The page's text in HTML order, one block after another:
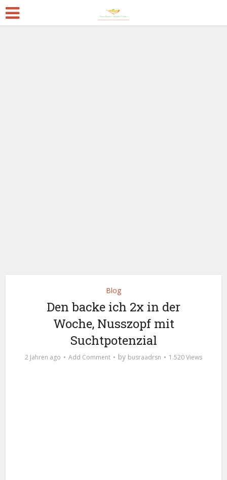
Blog
Den backe ich 2x in der
Woche, Nusszopf mit
Suchtpotenzial
2 Jahren ago Add Comment by busraadrsn 1.520 Views